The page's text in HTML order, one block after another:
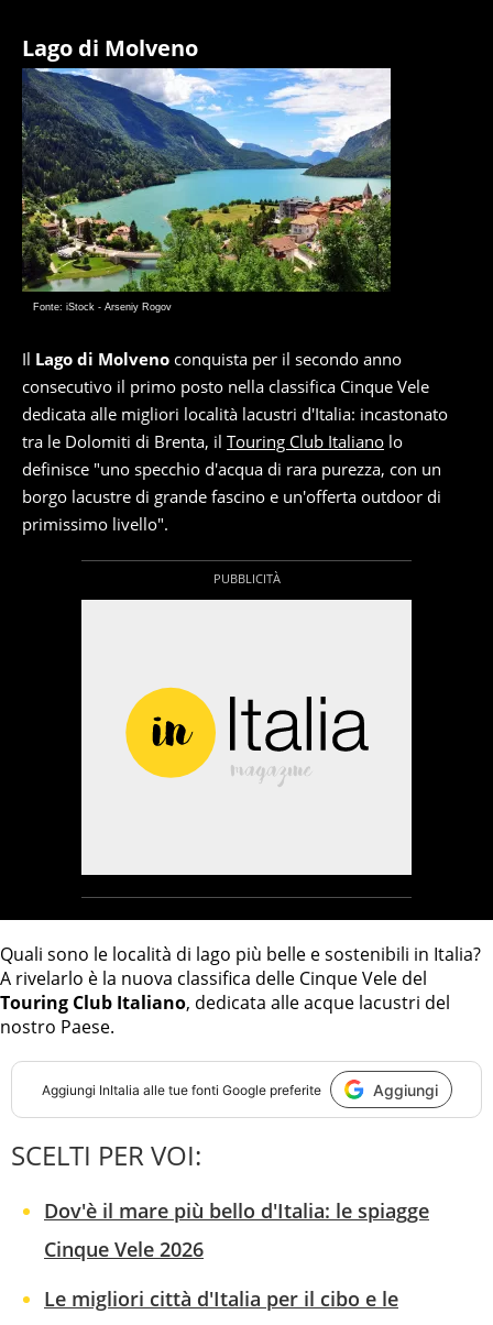
Lago di Molveno
Fonte: iStock - Arseniy Rogov
Il Lago di Molveno conquista per il secondo anno
consecutivo il primo posto nella classifica Cinque Vele
dedicata alle migliori località lacustri d'Italia: incastonato
tra le Dolomiti di Brenta, il Touring Club Italiano lo
definisce "uno specchio d'acqua di rara purezza, con un
borgo lacustre di grande fascino e un'offerta outdoor di
primissimo livello".
Quali sono le località di lago più belle e sostenibili in Italia?
A rivelarlo è la nuova classifica delle Cinque Vele del
Touring Club Italiano, dedicata alle acque lacustri del
nostro Paese.
Aggiungi InItalia alle tue fonti Google preferite Aggiungi
SCELTI PER VOI:
Dov'è il mare più bello d'Italia: le spiagge
Cinque Vele 2026
Le migliori città d'Italia per il cibo e le